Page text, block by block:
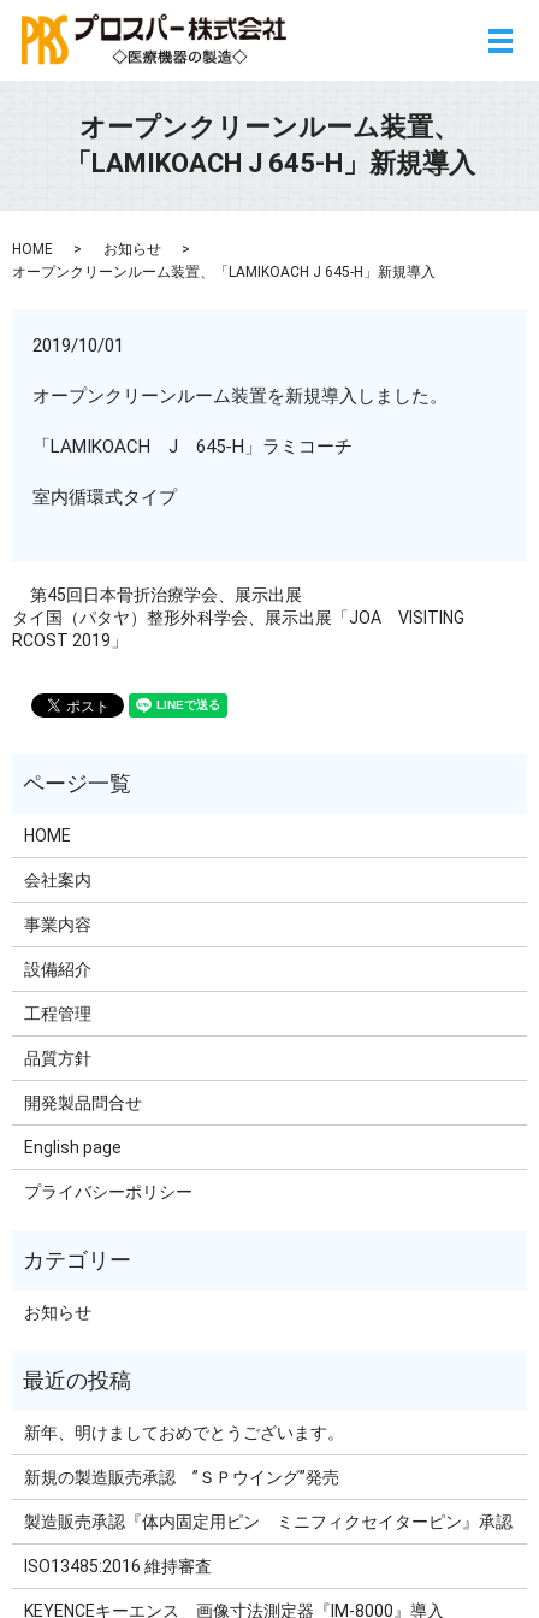
メ
オープンクリーンルーム装置、
「LAMIKOACH J 645-H」新規導入
HOME
お知らせ
オープンクリーンルーム装置、「LAMIKOACH J 645-H」新規導入
2019/10/01
オープンクリーンルーム装置を新規導入しました。
「LAMIKOACH J 645-H」ラミコーチ
室内循環式タイプ
第45回日本骨折治療学会、展示出展
タイ国（パタヤ）整形外科学会、展示出展「JOA VISITING
RCOST 2019」
HOME
会社案内
事業内容
設備紹介
工程管理
品質方針
開発製品問合せ
English page
プライバシーポリシー
お知らせ
新年、明けましておめでとうございます。
新規の製造販売承認 ”ＳＰウイング”発売
製造販売承認『体内固定用ピン ミニフィクセイターピン』承認
ISO13485:2016 維持審査
KEYENCEキーエンス 画像寸法測定器『IM-8000』導入